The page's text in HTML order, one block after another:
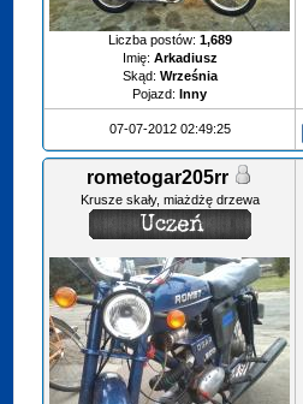
Liczba postów: 1,689
Imię: Arkadiusz
Skąd: Września
Pojazd: Inny
07-07-2012 02:49:25
rometogar205rr
Krusze skały, miażdżę drzewa